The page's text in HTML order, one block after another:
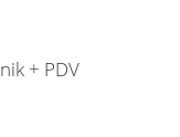
+ PDV